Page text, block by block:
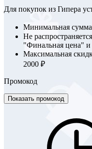
Для покупок из Гипера
Минимальная сумма
Не
"Финальная цена" и
Максимальная
2000 ₽
Промокод
Показать промокод